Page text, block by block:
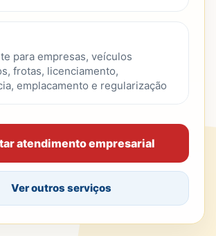
para empresas, veículos
frotas, licenciamento,
emplacamento e regularização
atendimento empresarial
Ver outros serviços